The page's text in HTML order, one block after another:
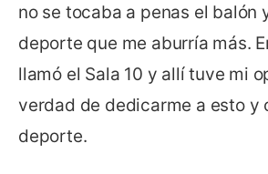
no se tocaba a penas el balón
deporte que me aburría más.
llamó el Sala 10 y allí tuve mi
verdad de dedicarme a esto y
deporte.